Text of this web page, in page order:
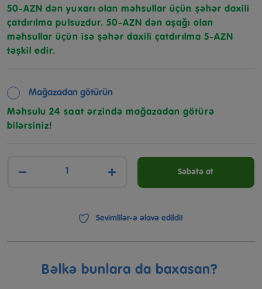
50-AZN dən yuxarı olan məhsullar üçün şəhər daxili
çatdırılma pulsuzdur. 50-AZN dən aşağı olan
məhsullar üçün isə şəhər daxili çatdırılma 5-AZN
təşkil edir.
Mağazadan götürün
Məhsulu 24 saat ərzində mağazadan götürə
bilərsiniz!
− + Səbətə at
Sevimlilər-ə əlavə edildi!
Bəlkə bunlara da baxasan?